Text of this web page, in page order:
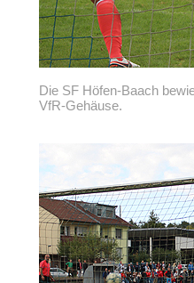
Die SF Höfen-Baach
VfR-Gehäuse.